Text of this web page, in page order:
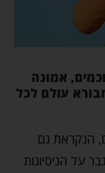
אמונה
עולם לכל
גם
הניסיונות